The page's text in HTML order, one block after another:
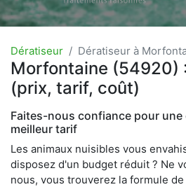
Dératiseur Dératiseur à
Morfontaine (54920)
(prix, tarif, coût)
Faites-nous confiance pour
meilleur tarif
Les animaux nuisibles vous
disposez d'un budget réduit ? Ne
nous, vous trouverez la formule